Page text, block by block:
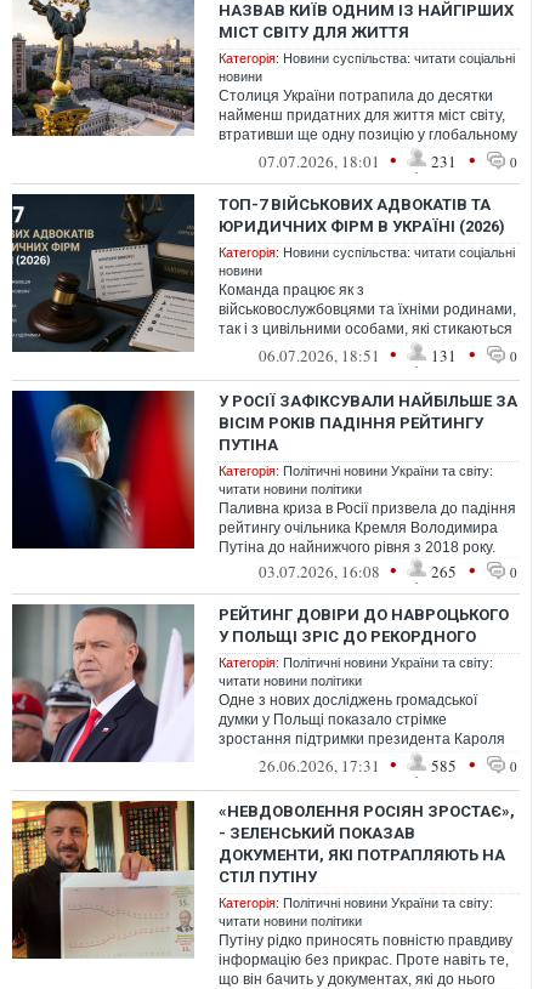
НАЗВАВ КИЇВ ОДНИМ ІЗ НАЙГІРШИХ
МІСТ СВІТУ ДЛЯ ЖИТТЯ
Категорія: Новини суспільства: читати соціальні
новини
Столиця України потрапила до десятки
найменш придатних для життя міст світу,
втративши ще одну позицію у глобальному
вимірі комфортності.
07.07.2026, 18:01 • 231 • 0
ТОП-7 ВІЙСЬКОВИХ АДВОКАТІВ ТА
ЮРИДИЧНИХ ФІРМ В УКРАЇНІ (2026)
Категорія: Новини суспільства: читати соціальні
новини
Команда працює як з
військовослужбовцями та їхніми родинами,
так і з цивільними особами, які стикаються
з питаннями мобілізації. Перевагою
06.07.2026, 18:51 • 131 • 0
У РОСІЇ ЗАФІКСУВАЛИ НАЙБІЛЬШЕ ЗА
ВІСІМ РОКІВ ПАДІННЯ РЕЙТИНГУ
ПУТІНА
Категорія: Політичні новини України та світу:
читати новини політики
Паливна криза в Росії призвела до падіння
рейтингу очільника Кремля Володимира
Путіна до найнижчого рівня з 2018 року.
03.07.2026, 16:08 • 265 • 0
РЕЙТИНГ ДОВІРИ ДО НАВРОЦЬКОГО
У ПОЛЬЩІ ЗРІС ДО РЕКОРДНОГО
Категорія: Політичні новини України та світу:
читати новини політики
Одне з нових досліджень громадської
думки у Польщі показало стрімке
зростання підтримки президента Кароля
Навроцького – що може бути пов'язане з
26.06.2026, 17:31 • 585 • 0
«НЕВДОВОЛЕННЯ РОСІЯН ЗРОСТАЄ»,
- ЗЕЛЕНСЬКИЙ ПОКАЗАВ
ДОКУМЕНТИ, ЯКІ ПОТРАПЛЯЮТЬ НА
СТІЛ ПУТІНУ
Категорія: Політичні новини України та світу:
читати новини політики
Путіну рідко приносять повністю правдиву
інформацію без прикрас. Проте навіть те,
що він бачить у документах, які до нього